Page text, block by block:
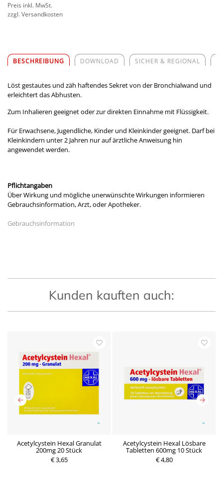
Preis inkl. MwSt.
zzgl. Versandkosten
BESCHREIBUNG DOWNLOAD SICHER & REGIONAL
Löst gestautes und zäh haftendes Sekret von der Bronchialwand und
erleichtert das Abhusten.
Zum Inhalieren geeignet oder zur direkten Einnahme mit Flüssigkeit.
Für Erwachsene, Jugendliche, Kinder und Kleinkinder geeignet. Darf bei
Kleinkindern unter 2 Jahren nur auf ärztliche Anweisung hin
angewendet werden.
Pflichtangaben
Über Wirkung und mögliche unerwünschte Wirkungen informieren
Gebrauchsinformation, Arzt, oder Apotheker.
Gebrauchsinformation
Kunden kauften auch:
Acetylcystein Hexal Granulat
200mg 20 Stück
€ 3,65
Acetylcystein Hexal Lösbare
Tabletten 600mg 10 Stück
€ 4,80
P
P